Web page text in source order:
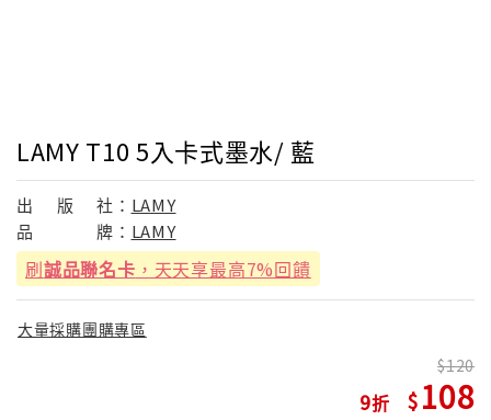
LAMY T10 5入卡式墨水/ 藍
出 版 社： LAMY
品
牌： LAMY
刷誠品聯名卡 ，天天享最高7%回饋
大量採購團購專區
9
120
108